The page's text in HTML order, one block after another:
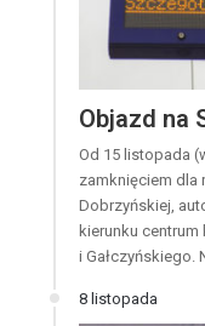
Objazd na
Od 15 listopada
zamknięciem dla
Dobrzyńskiej,
kierunku
i Gałczyńskiego.
8 listopada